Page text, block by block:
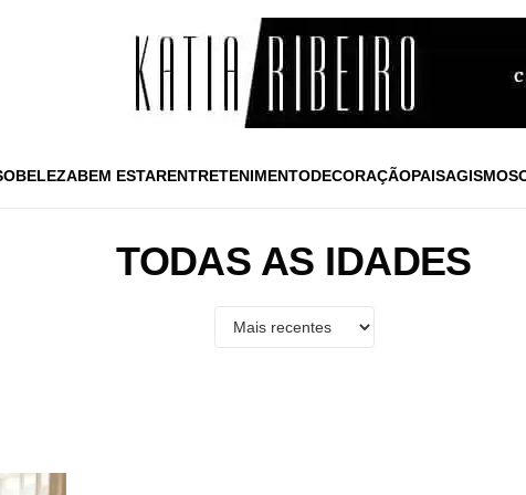
BELEZABEM ESTARENTRETENIMENTODECORAÇÃOPAISAGISMO
TODAS AS IDADES